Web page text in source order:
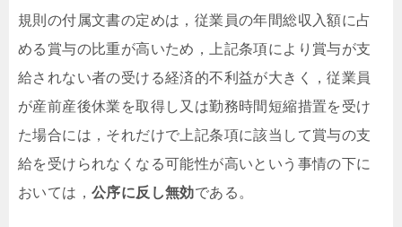
規則の付属文書の定めは，従業員の年間総収入額に占
める賞与の比重が高いため，上記条項により賞与が支
給されない者の受ける経済的不利益が大きく，従業員
が産前産後休業を取得し又は勤務時間短縮措置を受け
た場合には，それだけで上記条項に該当して賞与の支
給を受けられなくなる可能性が高いという事情の下に
おいては， 公序に反し無効である。